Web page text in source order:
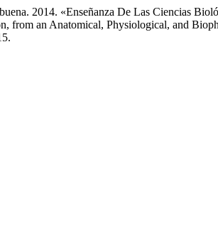
2014. «Enseñanza De Las Ciencias
from an Anatomical, Physiological, and